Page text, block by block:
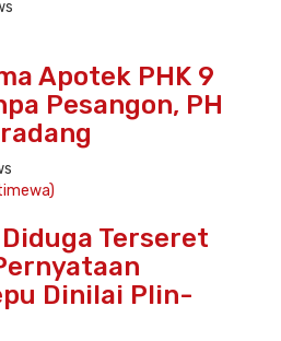
Apotek PHK 9
Pesangon, PH
Terseret
Dinilai Plin-